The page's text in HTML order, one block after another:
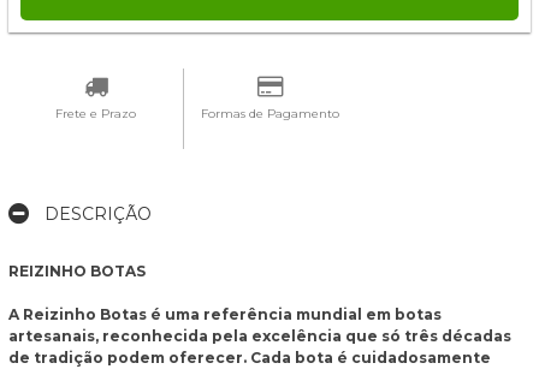
Frete e Prazo Formas de Pagamento
DESCRIÇÃO
REIZINHO BOTAS
A Reizinho Botas é uma referência mundial em botas
artesanais, reconhecida pela excelência que só três décadas
de tradição podem oferecer. Cada bota é cuidadosamente